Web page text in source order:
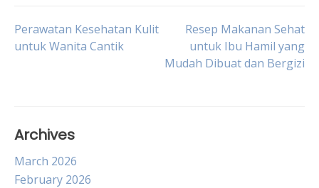
Post
Perawatan Kesehatan Kulit
untuk Wanita Cantik
Resep Makanan Sehat
untuk Ibu Hamil yang
Mudah Dibuat dan Bergizi
Archives
March 2026
February 2026